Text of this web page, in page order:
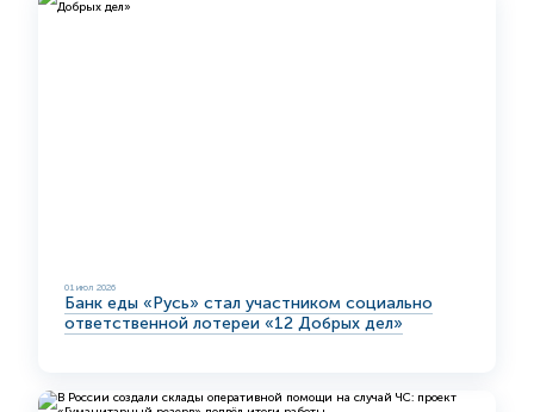
01 июл 2026
Банк еды «Русь» стал участником социально
ответственной лотереи «12 Добрых дел»